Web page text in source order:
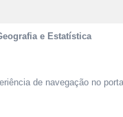
e Estatística
de navegação no